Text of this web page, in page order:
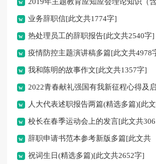
告[此文共10194字]
案）[此文共10252字]
业务辞职信[此文共1774字]
热处理员工的辞职报告[此文共2540字]
疫情防控主题演讲稿多篇[此文共4978
我和陈明的故事作文[此文共1357字]
2022青春献礼强国有我新征程心得及
多篇[此文共4095字]
人大代表述职报告两篇(精选多篇)[此
12798字]
校长在春季运动会上的发言[此文共
字] 辞职申请书范本参考新版多篇[此文共
2986字]
祝词生日(精选多篇)[此文共2652字]